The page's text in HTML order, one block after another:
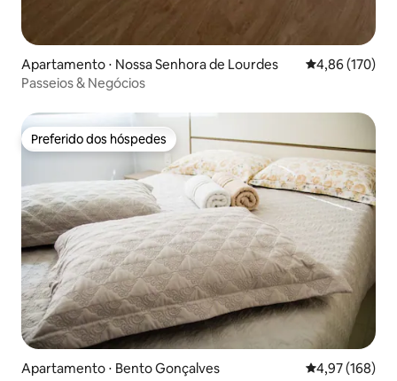
Apartamento ⋅ Nossa Senhora de Lourdes 4,86 de uma
4,86 (170)
Passeios & Negócios
Preferido dos hóspedes
Preferido dos hóspedes
Apartamento ⋅ Bento Gonçalves 4,97 de uma
4,97 (168)